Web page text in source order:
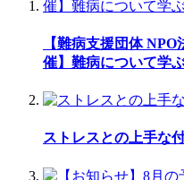
【難病支援団体
催】難病について学
ストレスとの上手な